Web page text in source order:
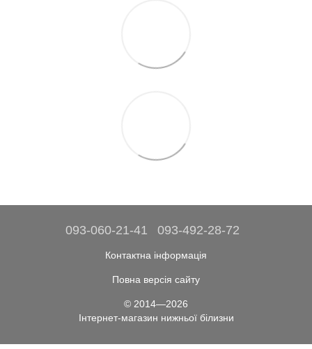
093-060-21-41 093-492-28-72
Контактна інформація
Повна версія сайту
© 2014—2026
Інтернет-магазин нижньої білизни